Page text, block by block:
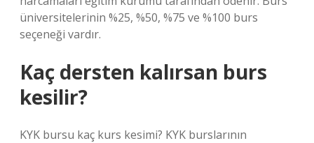
üniversitelerinin %25, %50, %75 ve %100 burs
seçeneği vardır.
Kaç dersten kalırsan burs
kesilir?
KYK bursu kaç kurs kesimi? KYK burslarının